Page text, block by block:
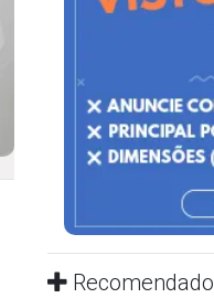
Recomendado